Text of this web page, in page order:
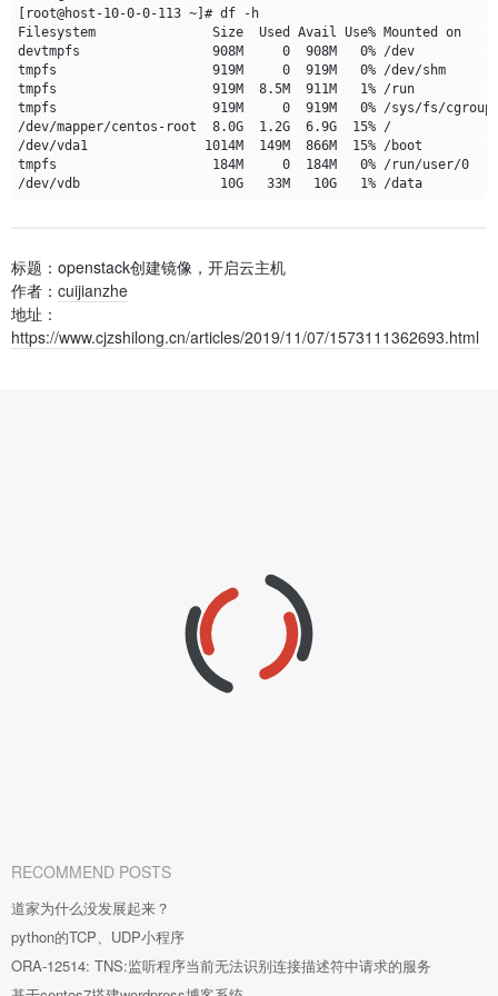
Filesystem               Size  Used Avail Use% Mounted on
devtmpfs                 908M     0  908M   0% /dev
tmpfs                    919M     0  919M   0% /dev/shm
tmpfs                    919M  8.5M  911M   1% /run
/dev/mapper/centos-root  8.0G  1.2G  6.9G  15% /
tmpfs                    184M     0  184M   0% /run/user/0
/dev/vdb                  10G   33M   10G   1% /data
标题：openstack创建镜像，开启云主机
作者： cuijianzhe
地址：
https://www.cjzshilong.cn/articles/2019/11/07/1573111362693.html
RECOMMEND POSTS
道家为什么没发展起来？
python的TCP、UDP小程序
ORA-12514: TNS:监听程序当前无法识别连接描述符中请求的服务